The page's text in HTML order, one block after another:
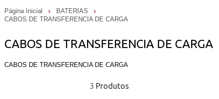
Página Inicial
BATERIAS
CABOS DE TRANSFERENCIA DE CARGA
CABOS DE TRANSFERENCIA DE CARGA
CABOS DE TRANSFERENCIA DE CARGA
3